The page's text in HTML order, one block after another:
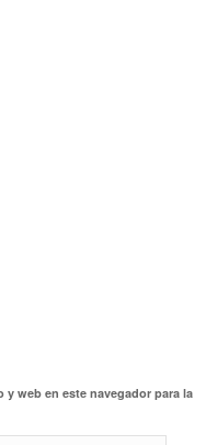
web en este navegador para la